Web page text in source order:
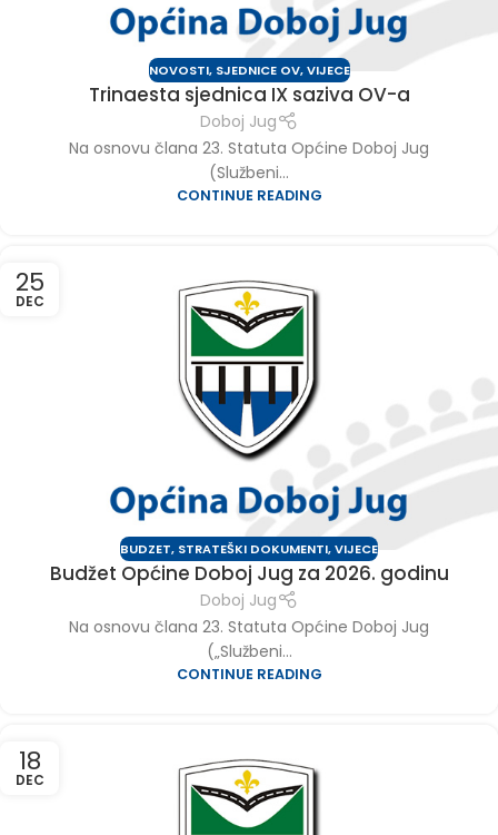
NOVOSTI, SJEDNICE OV,VIJECE
Trinaesta sjednica IX saziva OV-a
Doboj Jug
Na osnovu člana 23. Statuta Općine Doboj Jug
(Službeni...
CONTINUE READING
25
DEC
BUDZET, STRATEŠKI DOKUMENTI,VIJECE
Budžet Općine Doboj Jug za 2026. godinu
Doboj Jug
Na osnovu člana 23. Statuta Općine Doboj Jug
(„Službeni...
CONTINUE READING
18
DEC